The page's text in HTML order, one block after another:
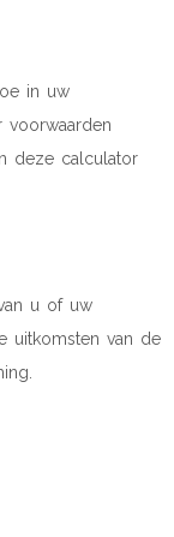
in uw
voorwaarden
deze calculator
u of uw
uitkomsten van de